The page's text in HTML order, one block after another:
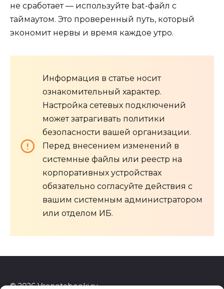
не сработает — используйте bat-файл с
таймаутом. Это проверенный путь, который
экономит нервы и время каждое утро.
Информация в статье носит
ознакомительный характер.
Настройка сетевых подключений
может затрагивать политики
безопасности вашей организации.
Перед внесением изменений в
системные файлы или реестр на
корпоративных устройствах
обязательно согласуйте действия с
вашим системным администратором
или отделом ИБ.
© 2026 Vsenotebooki.ru